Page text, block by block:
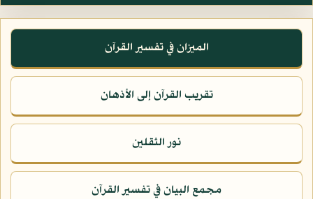
الميزان في تفسير القرآن
تقريب القرآن إلى الأذهان
نور الثقلين
مجمع البيان في تفسير القرآن